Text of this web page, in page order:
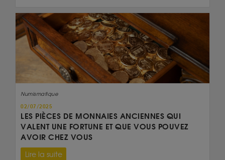
Numismatique
02/07/2025
LES PIÈCES DE MONNAIES ANCIENNES QUI
VALENT UNE FORTUNE ET QUE VOUS POUVEZ
AVOIR CHEZ VOUS
Lire la suite